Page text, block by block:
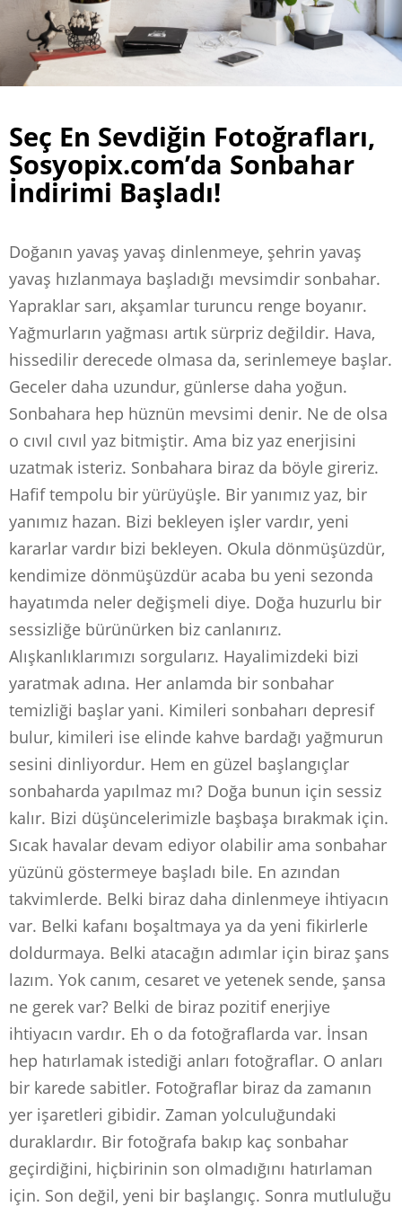
Seç En Sevdiğin Fotoğrafları,
Sosyopix.com’da Sonbahar
İndirimi Başladı!
Doğanın yavaş yavaş dinlenmeye, şehrin yavaş
yavaş hızlanmaya başladığı mevsimdir sonbahar.
Yapraklar sarı, akşamlar turuncu renge boyanır.
Yağmurların yağması artık sürpriz değildir. Hava,
hissedilir derecede olmasa da, serinlemeye başlar.
Geceler daha uzundur, günlerse daha yoğun.
Sonbahara hep hüznün mevsimi denir. Ne de olsa
o cıvıl cıvıl yaz bitmiştir. Ama biz yaz enerjisini
uzatmak isteriz. Sonbahara biraz da böyle gireriz.
Hafif tempolu bir yürüyüşle. Bir yanımız yaz, bir
yanımız hazan. Bizi bekleyen işler vardır, yeni
kararlar vardır bizi bekleyen. Okula dönmüşüzdür,
kendimize dönmüşüzdür acaba bu yeni sezonda
hayatımda neler değişmeli diye. Doğa huzurlu bir
sessizliğe bürünürken biz canlanırız.
Alışkanlıklarımızı sorgularız. Hayalimizdeki bizi
yaratmak adına. Her anlamda bir sonbahar
temizliği başlar yani. Kimileri sonbaharı depresif
bulur, kimileri ise elinde kahve bardağı yağmurun
sesini dinliyordur. Hem en güzel başlangıçlar
sonbaharda yapılmaz mı? Doğa bunun için sessiz
kalır. Bizi düşüncelerimizle başbaşa bırakmak için.
Sıcak havalar devam ediyor olabilir ama sonbahar
yüzünü göstermeye başladı bile. En azından
takvimlerde. Belki biraz daha dinlenmeye ihtiyacın
var. Belki kafanı boşaltmaya ya da yeni fikirlerle
doldurmaya. Belki atacağın adımlar için biraz şans
lazım. Yok canım, cesaret ve yetenek sende, şansa
ne gerek var? Belki de biraz pozitif enerjiye
ihtiyacın vardır. Eh o da fotoğraflarda var. İnsan
hep hatırlamak istediği anları fotoğraflar. O anları
bir karede sabitler. Fotoğraflar biraz da zamanın
yer işaretleri gibidir. Zaman yolculuğundaki
duraklardır. Bir fotoğrafa bakıp kaç sonbahar
geçirdiğini, hiçbirinin son olmadığını hatırlaman
için. Son değil, yeni bir başlangıç. Sonra mutluluğu